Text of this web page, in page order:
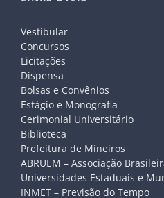
Vestibular
Concursos
Licitações
Dispensa
Bolsas e Convênios
Estágio e Monografia
Cerimonial Universitário
Biblioteca
Prefeitura de Mineiros
ABRUEM – Associação
Universidades Estaduais e
INMET – Previsão do Tempo